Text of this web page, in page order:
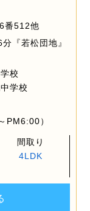
番512他
『若松団地』
校
学校
PM6:00）
間取り
4LDK